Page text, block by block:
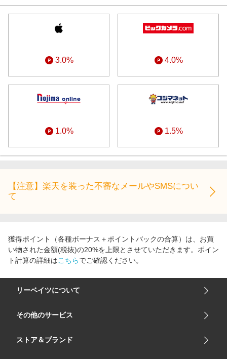
デジタルコンテンツ
週末の高還元 夏の長期版
3.0% 4.0%
1.0% 1.5%
【注意】楽天を装った不審なメールやSMSについ
て
獲得ポイント（各種ボーナス＋ポイントバックの合算）は、お買
い物された金額(税抜)の20%を上限とさせていただきます。ポイン
ト計算の詳細はこちらでご確認ください。
リーベイツについて
会社概要
サイトマップ
その他のサービス
楽天市場
ストア＆ブランド